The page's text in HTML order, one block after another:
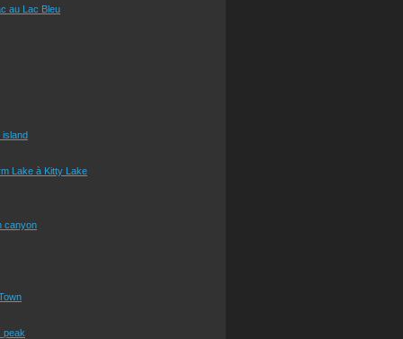
au Lac Bleu
island
Lake à Kitty Lake
canyon
peak